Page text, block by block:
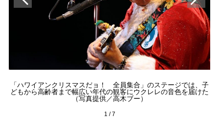
「ハワイアンクリスマスだョ！ 全員集合」のステージでは、子
どもから高齢者まで幅広い年代の観客にウクレレの音色を届けた
（写真提供／高木ブー）
1 /7